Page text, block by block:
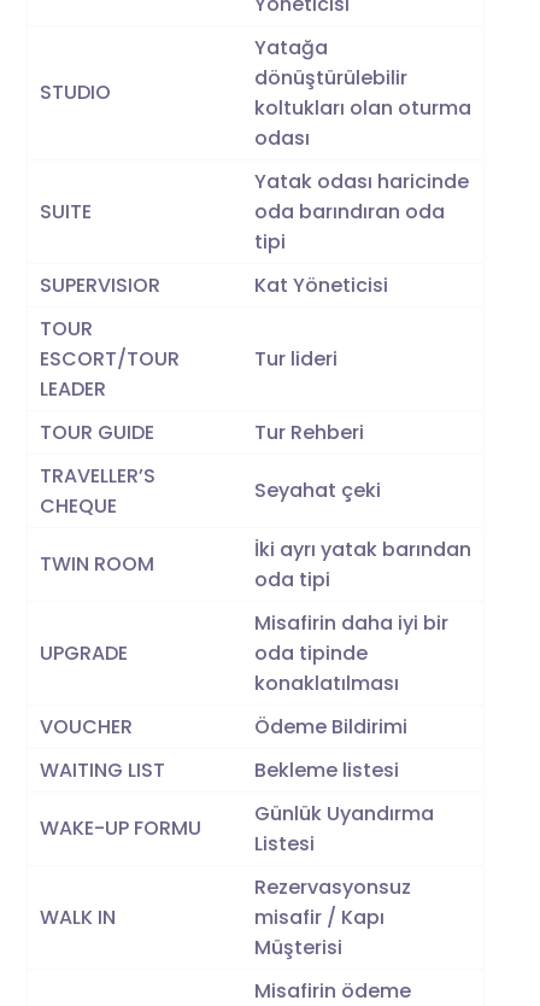
STUDIO
Yatağa
dönüştürülebilir
koltukları olan oturma
odası
SUITE
Yatak odası haricinde
oda barındıran oda
tipi
SUPERVISIOR
Kat Yöneticisi
TOUR
ESCORT/TOUR
LEADER
Tur lideri
TOUR GUIDE
Tur Rehberi
TRAVELLER’S
CHEQUE
Seyahat çeki
TWIN ROOM
İki ayrı yatak barından
oda tipi
UPGRADE
Misafirin daha iyi bir
oda tipinde
konaklatılması
VOUCHER
Ödeme Bildirimi
WAITING LIST
Bekleme listesi
WAKE-UP FORMU
Günlük Uyandırma
Listesi
WALK IN
Rezervasyonsuz
misafir / Kapı
Müşterisi
Misafirin ödeme